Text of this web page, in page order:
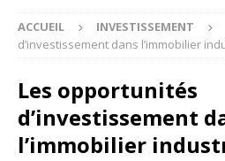
ACCUEIL INVESTISSEMENT
d’investissement dans l’immobilier
Les opportunités
d’investissement
l’immobilier